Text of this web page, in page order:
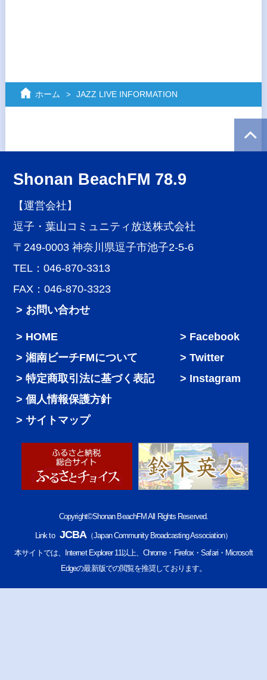
ホーム JAZZ LIVE INFORMATION
Shonan BeachFM 78.9
【運営会社】
逗子・葉山コミュニティ放送株式会社
〒249-0003 神奈川県逗子市池子2-5-6
TEL：046-870-3313
FAX：046-870-3323
> お問い合わせ
HOME
湘南ビーチFMについて
特定商取引法に基づく表記
個人情報保護方針
サイトマップ
Facebook
Twitter
Instagram
Copyright©Shonan BeachFM All Rights Reserved.
Link to JCBA（Japan Community Broadcasting Association）
本サイトでは、Internet Explorer 11以上、Chrome・Firefox・Safari・Microsoft
Edgeの最新版での閲覧を推奨しております。